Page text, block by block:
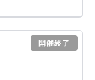
開催終了